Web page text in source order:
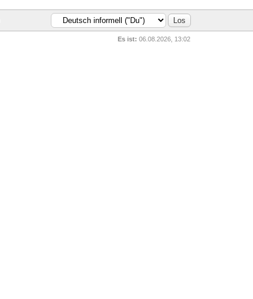
Es ist: 06.08.2026, 13:02